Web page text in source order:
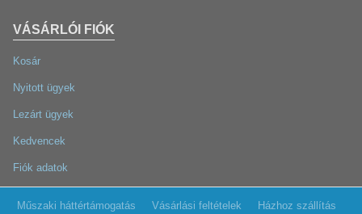
VÁSÁRLÓI FIÓK
Kosár
Nyitott ügyek
Lezárt ügyek
Kedvencek
Fiók adatok
Műszaki háttértámogatás Vásárlási feltételek
Házhoz szállítás